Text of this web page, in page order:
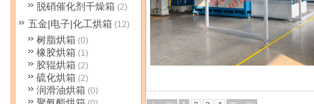
脱硝催化剂干燥箱 (2)
五金|电子|化工烘箱 (12)
树脂烘箱 (0)
橡胶烘箱 (1)
胶辊烘箱 (2)
硫化烘箱 (2)
润滑油烘箱 (0)